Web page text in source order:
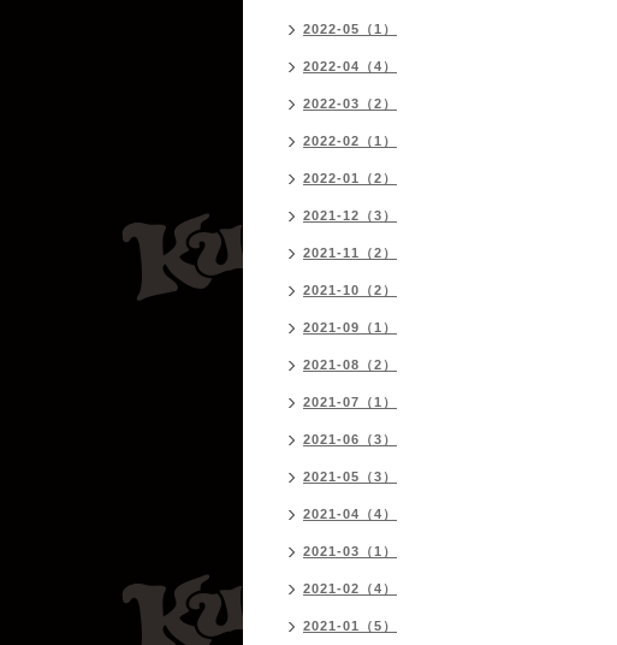
2022-05（1）
2022-04（4）
2022-03（2）
2022-02（1）
2022-01（2）
2021-12（3）
2021-11（2）
2021-10（2）
2021-09（1）
2021-08（2）
2021-07（1）
2021-06（3）
2021-05（3）
2021-04（4）
2021-03（1）
2021-02（4）
2021-01（5）